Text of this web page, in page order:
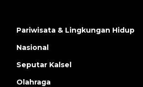
Pariwisata & Lingkungan Hidup
Nasional
Seputar Kalsel
Olahraga